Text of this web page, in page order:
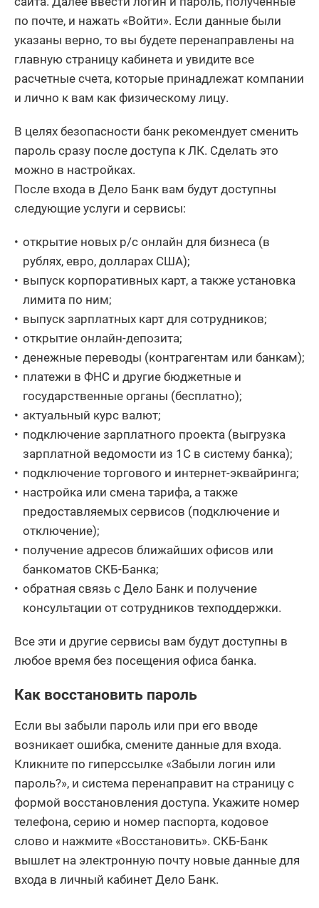
по почте, и нажать «Войти». Если данные были
указаны верно, то вы будете перенаправлены на
главную страницу кабинета и увидите все
расчетные счета, которые принадлежат компании
и лично к вам как физическому лицу.
В целях безопасности банк рекомендует сменить
пароль сразу после доступа к ЛК. Сделать это
можно в настройках.
После входа в Дело Банк вам будут доступны
следующие услуги и сервисы:
открытие новых р/с онлайн для бизнеса (в
рублях, евро, долларах США);
выпуск корпоративных карт, а также установка
лимита по ним;
выпуск зарплатных карт для сотрудников;
открытие онлайн-депозита;
денежные переводы (контрагентам или банкам);
платежи в ФНС и другие бюджетные и
государственные органы (бесплатно);
актуальный курс валют;
подключение зарплатного проекта (выгрузка
зарплатной ведомости из 1С в систему банка);
подключение торгового и интернет-эквайринга;
настройка или смена тарифа, а также
предоставляемых сервисов (подключение и
отключение);
получение адресов ближайших офисов или
банкоматов СКБ-Банка;
обратная связь с Дело Банк и получение
консультации от сотрудников техподдержки.
Все эти и другие сервисы вам будут доступны в
любое время без посещения офиса банка.
Как восстановить пароль
Если вы забыли пароль или при его вводе
возникает ошибка, смените данные для входа.
Кликните по гиперссылке «Забыли логин или
пароль?», и система перенаправит на страницу с
формой восстановления доступа. Укажите номер
телефона, серию и номер паспорта, кодовое
слово и нажмите «Восстановить». СКБ-Банк
вышлет на электронную почту новые данные для
входа в личный кабинет Дело Банк.